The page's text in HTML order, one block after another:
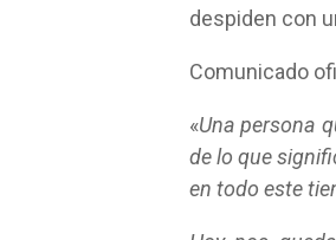
despiden con
Comunicado
«Una persona
de lo que
en todo este